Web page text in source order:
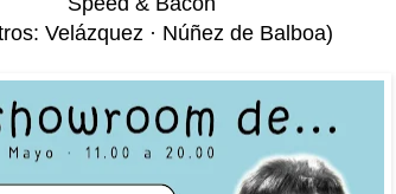
Velázquez · Núñez de Balboa)